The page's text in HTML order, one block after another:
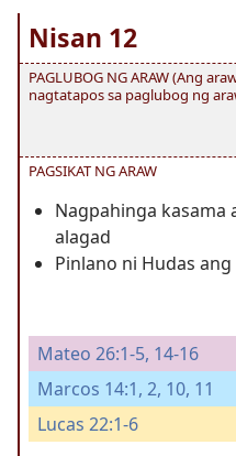
Nisan 12
PAGLUBOG NG ARAW (Ang
nagtatapos sa paglubog ng
PAGSIKAT NG ARAW
Nagpahinga kasama
alagad
Pinlano ni Hudas
Mateo 26:1-5, 14-16
Marcos 14:1, 2, 10, 11
Lucas 22:1-6